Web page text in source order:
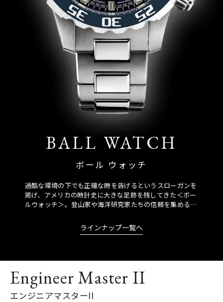
BALL WATCH
ボール ウォッチ
過酷な環境の下でも正確な時を告げるというスローガンを
掲げ、アメリカの時計史に大きな足跡を残してきた＜ボー
ルウォッチ＞。登山家や海洋研究家たちの信頼を集める冒
ラインナップ一覧へ
Engineer Master II
エンジニアマスターII